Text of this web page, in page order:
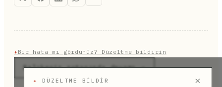
✦Bir hata mı gördünüz? Düzeltme bildirin
✦ DÜZELTME BILDIR ×
Balıkesir rotasında devamı →